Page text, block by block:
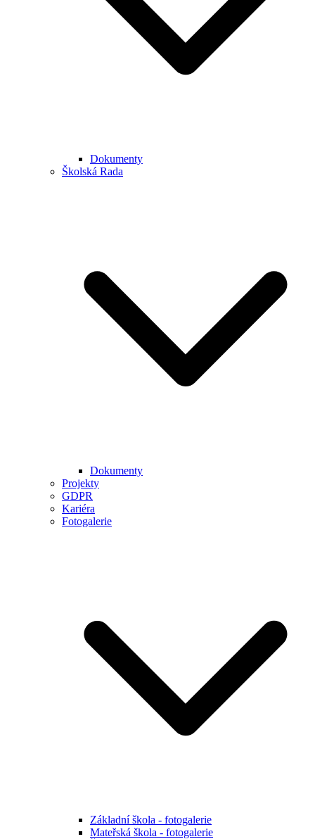
Dokumenty
Školská Rada
Dokumenty
Projekty
GDPR
Kariéra
Fotogalerie
Základní škola - fotogalerie
Mateřská škola - fotogalerie